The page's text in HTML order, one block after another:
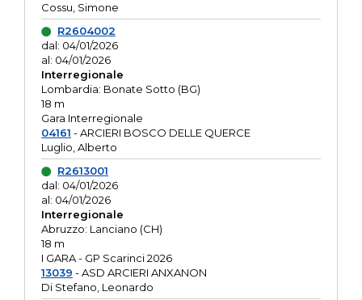
Cossu, Simone
R2604002
dal: 04/01/2026
al: 04/01/2026
Interregionale
Lombardia: Bonate Sotto (BG)
18 m
Gara Interregionale
04161 - ARCIERI BOSCO DELLE QUERCE
Luglio, Alberto
R2613001
dal: 04/01/2026
al: 04/01/2026
Interregionale
Abruzzo: Lanciano (CH)
18 m
I GARA - GP Scarinci 2026
13039 - ASD ARCIERI ANXANON
Di Stefano, Leonardo